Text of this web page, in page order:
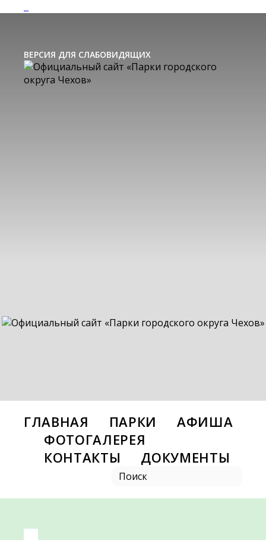
ВЕРСИЯ ДЛЯ СЛАБОВИДЯЩИХ
ГЛАВНАЯ ПАРКИ
АФИША
ФОТОГАЛЕРЕЯ
КОНТАКТЫ
ДОКУМЕНТЫ